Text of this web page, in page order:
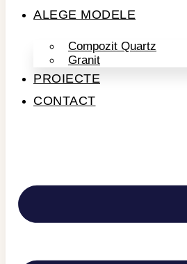
ALEGE MODELE
Compozit Quartz
Granit
PROIECTE
CONTACT